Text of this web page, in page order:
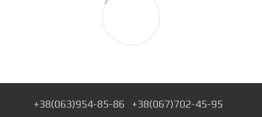
+38(063)954-85-86
+38(067)702-45-95